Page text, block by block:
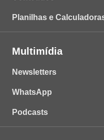
Planilhas e
Multimídia
Newsletters
WhatsApp
Podcasts